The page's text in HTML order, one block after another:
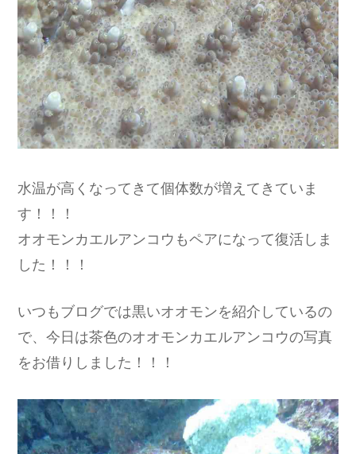
水温が高くなってきて個体数が増えてきていま
す！！！
オオモンカエルアンコウもペアになって復活しま
した！！！
いつもブログでは黒いオオモンを紹介しているの
で、今日は茶色のオオモンカエルアンコウの写真
をお借りしました！！！